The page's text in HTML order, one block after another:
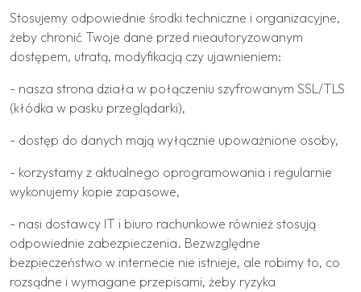
Stosujemy odpowiednie środki techniczne i organizacyjne,
żeby chronić Twoje dane przed nieautoryzowanym
dostępem, utratą, modyfikacją czy ujawnieniem:
- nasza strona działa w połączeniu szyfrowanym SSL/TLS
(kłódka w pasku przeglądarki),
- dostęp do danych mają wyłącznie upoważnione osoby,
- korzystamy z aktualnego oprogramowania i regularnie
wykonujemy kopie zapasowe,
- nasi dostawcy IT i biuro rachunkowe również stosują
odpowiednie zabezpieczenia. Bezwzględne
bezpieczeństwo w internecie nie istnieje, ale robimy to, co
rozsądne i wymagane przepisami, żeby ryzyka